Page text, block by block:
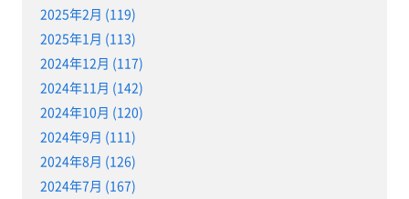
2025年2月 (119)
2025年1月 (113)
2024年12月 (117)
2024年11月 (142)
2024年10月 (120)
2024年9月 (111)
2024年8月 (126)
2024年7月 (167)